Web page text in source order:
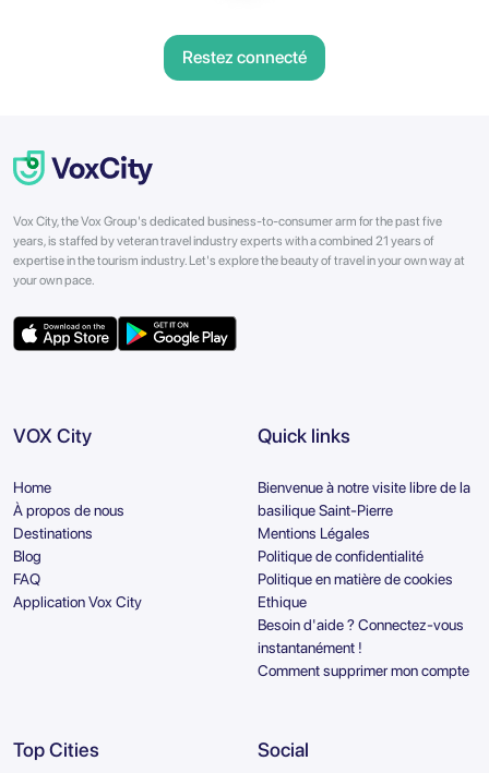
Restez connecté
Vox City, the Vox Group's dedicated business-to-consumer arm for the past five
years, is staffed by veteran travel industry experts with a combined 21 years of
expertise in the tourism industry. Let's explore the beauty of travel in your own way at
your own pace.
VOX City
Home
À propos de nous
Destinations
Blog
FAQ
Application Vox City
Quick links
Bienvenue à notre visite libre de la
basilique Saint-Pierre
Mentions Légales
Politique de confidentialité
Politique en matière de cookies
Ethique
Besoin d'aide ? Connectez-vous
instantanément !
Comment supprimer mon compte
Top Cities Social